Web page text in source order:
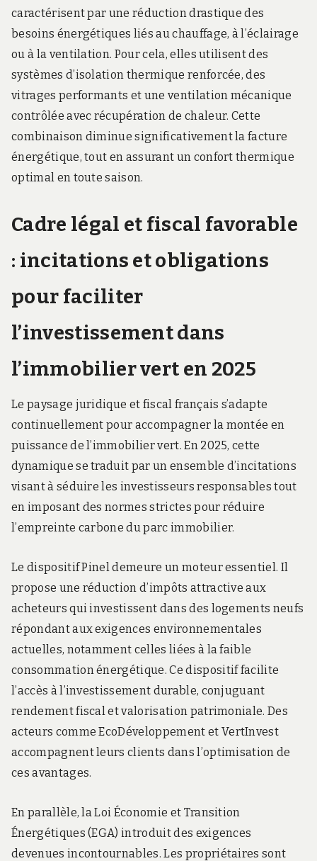
caractérisent par une réduction drastique des
besoins énergétiques liés au chauffage, à l’éclairage
ou à la ventilation. Pour cela, elles utilisent des
systèmes d’isolation thermique renforcée, des
vitrages performants et une ventilation mécanique
contrôlée avec récupération de chaleur. Cette
combinaison diminue significativement la facture
énergétique, tout en assurant un confort thermique
optimal en toute saison.
Cadre légal et fiscal favorable
: incitations et obligations
pour faciliter
l’investissement dans
l’immobilier vert en 2025
Le paysage juridique et fiscal français s’adapte
continuellement pour accompagner la montée en
puissance de l’immobilier vert. En 2025, cette
dynamique se traduit par un ensemble d’incitations
visant à séduire les investisseurs responsables tout
en imposant des normes strictes pour réduire
l’empreinte carbone du parc immobilier.
Le dispositif Pinel demeure un moteur essentiel. Il
propose une réduction d’impôts attractive aux
acheteurs qui investissent dans des logements neufs
répondant aux exigences environnementales
actuelles, notamment celles liées à la faible
consommation énergétique. Ce dispositif facilite
l’accès à l’investissement durable, conjuguant
rendement fiscal et valorisation patrimoniale. Des
acteurs comme EcoDéveloppement et VertInvest
accompagnent leurs clients dans l’optimisation de
ces avantages.
En parallèle, la Loi Économie et Transition
Énergétiques (EGA) introduit des exigences
devenues incontournables. Les propriétaires sont